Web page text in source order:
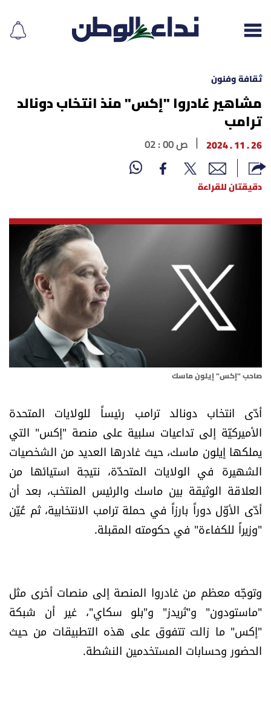
إقرأ الجريدة
لبنان
الغلاف
نداء اليوم
متفرقات
خاص الموقع
كتّابنا
تحت المجهر
آراء
اقتصاد
الصحافة الإسرائيلية
ثقافة وفنون
فصل من كتاب
ثقافة وفنون
مشاهير غادروا "إكس" منذ انتخاب دونالد
ترامب
26 . 11 . 2024 02 : 00 ص
دقيقتان للقراءة
صاحب "إكس" إيلون ماسك
أدّى انتخاب دونالد ترامب رئيساً للولايات المتحدة
الأميركيّة إلى تداعيات سلبية على منصة "إكس" التي
يملكها إيلون ماسك، حيث غادرها العديد من الشخصيات
الشهيرة في الولايات المتحدّة، نتيجة استيائها من
العلاقة الوثيقة بين ماسك والرئيس المنتخب، بعد أن
أدّى الأوّل دوراً بارزاً في حملة ترامب الانتخابية، ثم عُيّن
"وزيراً للكفاءة" في حكومته المقبلة.
وتوجّه معظم من غادروا المنصة إلى منصات أخرى مثل
"ماستودون" و"ثريدز" و"بلو سكاي"، غير أن شبكة
"إكس" ما زالت تتفوق على هذه التطبيقات من حيث
الحضور وحسابات المستخدمين النشطة.